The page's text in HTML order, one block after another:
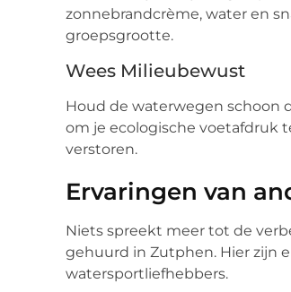
zonnebrandcrème, water en
groepsgrootte.
Wees Milieubewust
Houd de waterwegen schoon
om je ecologische voetafdruk
verstoren.
Ervaringen van
Niets spreekt meer tot de
gehuurd in Zutphen. Hier zijn
watersportliefhebbers.